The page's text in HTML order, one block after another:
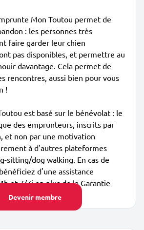
Devenir membre
Mon Toutou permet de
: les personnes très
faire garder leur chien
pas disponibles, et permettre au
davantage. Cela permet de
rencontres, aussi bien pour vous
!
est basé sur le bénévolat : le
des emprunteurs, inscrits par
et non par une motivation
à d'autres plateformes
sitting/dog walking. En cas de
d'une assistance
et 7/7j en plus de la Garantie